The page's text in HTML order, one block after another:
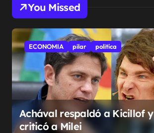
You Missed
ECONOMIA pilar politíca
Achával respaldó a Kicillof y
criticó a Milei